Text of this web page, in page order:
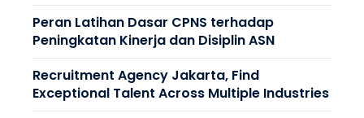
Peran Latihan Dasar CPNS terhadap
Peningkatan Kinerja dan Disiplin ASN
Recruitment Agency Jakarta, Find
Exceptional Talent Across Multiple Industries